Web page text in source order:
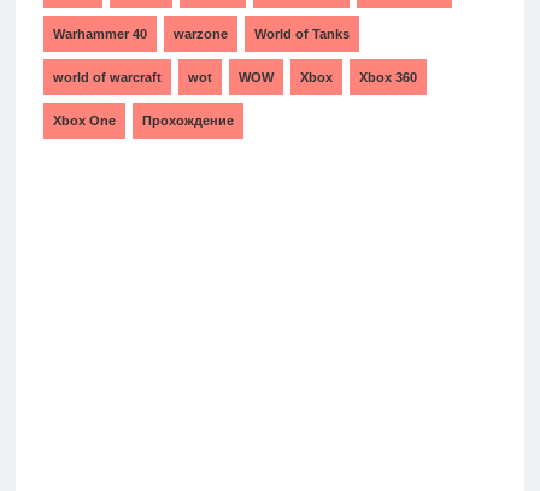
Warhammer 40 warzone World of Tanks
world of warcraft wot WOW Xbox Xbox 360
Xbox One Прохождение